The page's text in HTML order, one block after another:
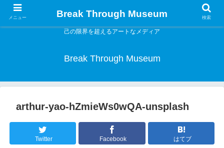
己の限界を超えるアートなメディア
Break Through Museum
arthur-yao-hZmieWs0wQA-unsplash
Twitter Facebook はてブ
メニュー Break Through Museum 検索